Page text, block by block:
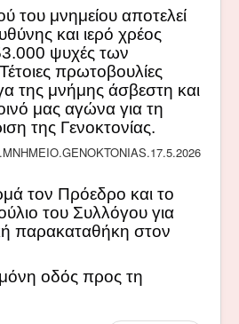
του μνημείου αποτελεί
και ιερό χρέος
ψυχές των
πρωτοβουλίες
της μνήμης άσβεστη και
μας αγώνα για τη
της Γενοκτονίας.
τον Πρόεδρο και το
του Συλλόγου για
παρακαταθήκη στον
οδός προς τη